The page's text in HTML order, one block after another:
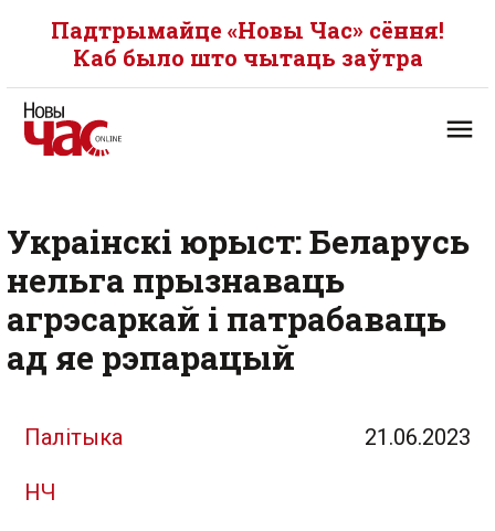
Падтрымайце «Новы Час» сёння!
Каб было што чытаць заўтра
Украінскі юрыст: Беларусь
нельга прызнаваць
агрэсаркай і патрабаваць
ад яе рэпарацый
Палітыка 21.06.2023
НЧ